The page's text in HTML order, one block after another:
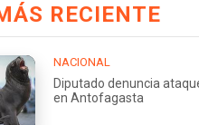
RECIENTE
NACIONAL
Diputado denuncia
en Antofagasta